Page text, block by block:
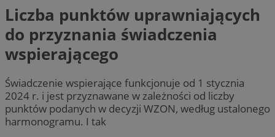
Liczba punktów uprawniających
do przyznania świadczenia
wspierającego
Świadczenie wspierające funkcjonuje od 1 stycznia
2024 r. i jest przyznawane w zależności od liczby
punktów podanych w decyzji WZON, według ustalonego
harmonogramu. I tak